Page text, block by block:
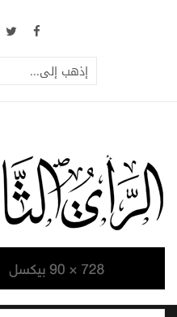
إذهب إلى...